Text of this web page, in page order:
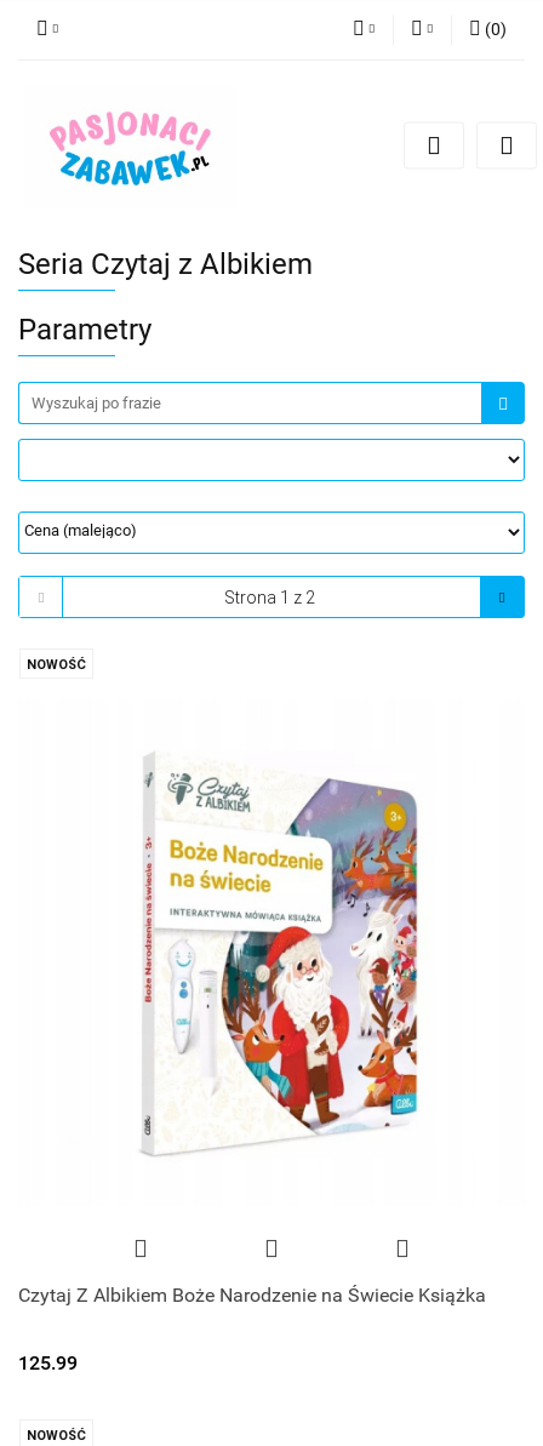
(0)
Seria Czytaj z Albikiem
Parametry
NOWOŚĆ
Czytaj Z Albikiem Boże Narodzenie na Świecie Książka
125.99
NOWOŚĆ